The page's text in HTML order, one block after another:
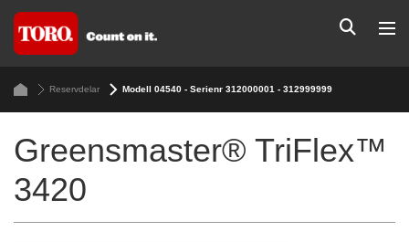
Reservdelar Modell 04540 - Serienr 312000001 - 312999999
Greensmaster® TriFlex™
3420